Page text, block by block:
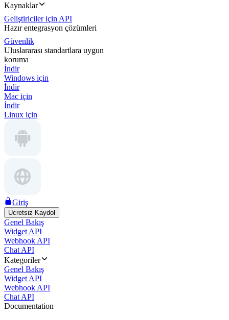
Kaynaklar
Geliştiriciler için API
Hazır entegrasyon çözümleri
Güvenlik
Uluslararası standartlara uygun
koruma
İndir
Windows için
İndir
Mac için
İndir
Linux için
Giriş
Ücretsiz Kaydol
Genel Bakış
Widget API
Webhook API
Chat API
Kategoriler
Genel Bakış
Widget API
Webhook API
Chat API
Documentation